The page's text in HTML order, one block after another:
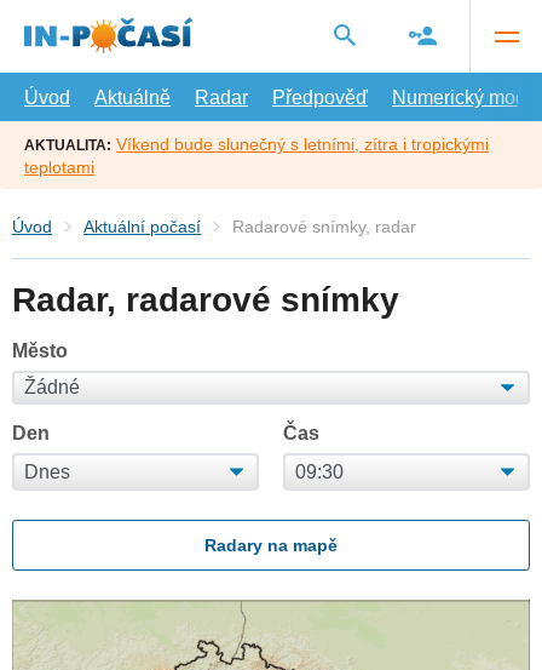
hlavní
Úvod
Aktuálně Radar Předpověď Numerický model
AKTUALITA: Víkend bude slunečný s letními, zítra i tropickými
teplotami
Úvod Aktuální počasí Radarové snímky, radar
Radar, radarové snímky
Město
Den Čas
Radary na mapě